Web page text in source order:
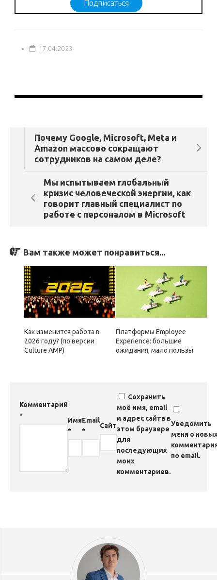
Подписаться
17.04.2023
Почему Google, Microsoft, Meta и
Amazon массово сокращают
сотрудников на самом деле?
Мы испытываем глобальный
кризис человеческой энергии, как
говорит главный специалист по
работе с персоналом в Microsoft
Вам также может понравиться...
Как изменится работа в
2026 году? (по версии
Culture AMP)
Платформы Employee
Experience: большие
ожидания, мало пользы
Комментарий
*
Имя
*
Email
*
Сайт
Сохранить
моё имя, email
и адрес сайта в
этом браузере
для
последующих
моих
комментариев.
Уведомить
меня о
по email.